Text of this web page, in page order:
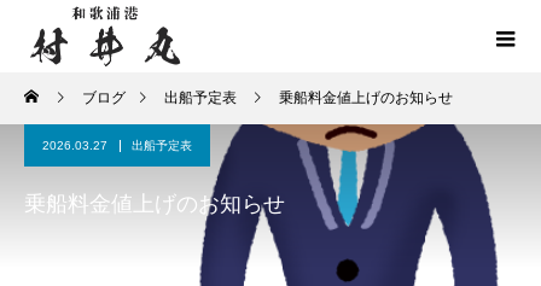
ブログ 出船予定表 乗船料金値上げのお知らせ
2026.03.27 出船予定表
乗船料金値上げのお知らせ